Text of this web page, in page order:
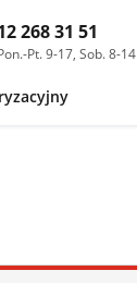
268 31 51
Pt. 9-17, Sob. 8-14